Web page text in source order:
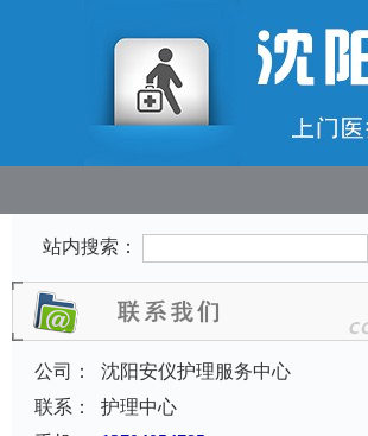
站内搜索：
公司：
沈阳安仪护理服务中心
联系：
护理中心